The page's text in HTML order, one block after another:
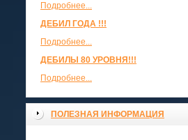
Подробнее...
ДЕБИЛ ГОДА !!!
Подробнее...
ДЕБИЛЫ 80 УРОВНЯ!!!
Подробнее...
ПОЛЕЗНАЯ ИНФОРМАЦИЯ